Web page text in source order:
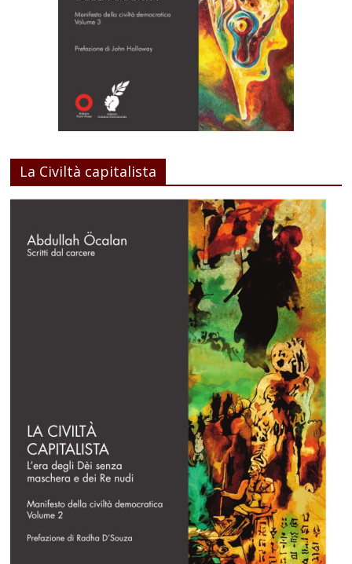
La Civiltà capitalista